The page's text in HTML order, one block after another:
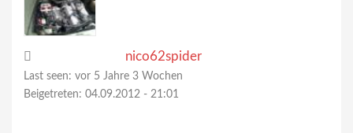
nico62spider
Last seen: vor 5 Jahre 3 Wochen
Beigetreten: 04.09.2012 - 21:01